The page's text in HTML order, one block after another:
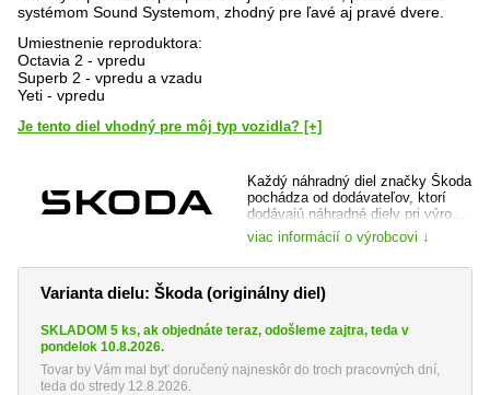
systémom Sound Systemom, zhodný pre ľavé aj pravé dvere.
Umiestnenie reproduktora:
Octavia 2 - vpredu
Superb 2 - vpredu a vzadu
Yeti - vpredu
Je tento diel vhodný pre môj typ vozidla? [+]
Každý náhradný diel značky Škoda
pochádza od dodávateľov, ktorí
dodávajú náhradné diely pri výrobe
vozidla a je dôkladne preverený,
ako samotnou automobilkou, tak jej
prípadným dodávateľom. Máte tak
a totožný diel, ktorý bol do vozidla
viac informácií o výrobcovi ↓
Varianta dielu: Škoda (originálny diel)
SKLADOM 5 ks, ak objednáte teraz, odošleme zajtra, teda v
pondelok 10.8.2026.
Tovar by Vám mal byť doručený najneskôr do troch pracovných dní,
teda do stredy 12.8.2026.